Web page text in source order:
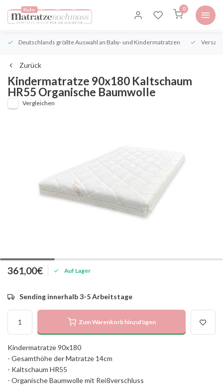
0
Deutschlands größte Auswahl an Baby- und Kindermatratzen
Zurück
Kindermatratze 90x180 Kaltschaum
HR55 Organische Baumwolle
Vergleichen
361,00€ Auf Lager
Sending innerhalb 3-5 Arbeitstage
Zum Warenkorb hinzufügen
Kindermatratze 90x180
- Gesamthöhe der Matratze 14cm
- Kaltschaum HR55
- Organische Baumwolle mit Reißverschluss